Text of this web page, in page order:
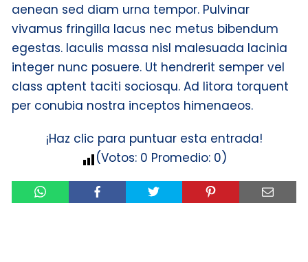
aenean sed diam urna tempor. Pulvinar
vivamus fringilla lacus nec metus bibendum
egestas. Iaculis massa nisl malesuada lacinia
integer nunc posuere. Ut hendrerit semper vel
class aptent taciti sociosqu. Ad litora torquent
per conubia nostra inceptos himenaeos.
¡Haz clic para puntuar esta entrada!
(Votos: 0 Promedio: 0)